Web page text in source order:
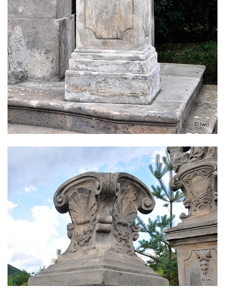
Sloup svatého Jana Nepomuckého v
Žibřidicích
Sloup svatého Jana Nepomuckého v
Janské
Sloup svatého Jana Nepomuckého v
Roudnici nad Labem
Sloup se sochou svatého Vavřince v
Roudnici nad Labem
Sloup svatého Václava v Kamenici u Zákup
Sloup Panny Marie v údolí Kamenického
potoka u Zákup
Sloup sv. Judy Tadeáše v Nábřežní ulici v
Sloup s (chybějící) sochou sv. Jana
Nepomuckého u Bredovského letohrádku
Sloup s kaplicí (boží muka) u Rynoltic
Sloup s kaplicí (boží muka) v Jablonném v
Podještědí – Markvarticích
Sloup s kaplicí (boží muka) ve Lvové
Sloup Nejsvětější Trojice v Zákupech